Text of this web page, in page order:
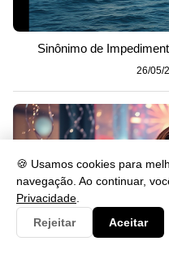
🍪 Usamos cookies para
navegação. Ao continuar,
Privacidade
Rejeitar
Aceitar
Sinônimo de
26/05/